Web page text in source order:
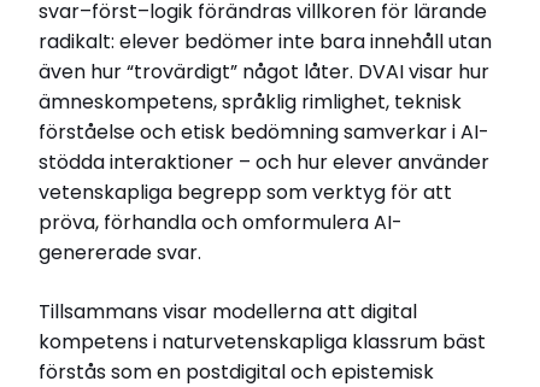
svar–först–logik förändras villkoren för lärande
radikalt: elever bedömer inte bara innehåll utan
även hur “trovärdigt” något låter. DVAI visar hur
ämneskompetens, språklig rimlighet, teknisk
förståelse och etisk bedömning samverkar i AI-
stödda interaktioner – och hur elever använder
vetenskapliga begrepp som verktyg för att
pröva, förhandla och omformulera AI-
genererade svar.
Tillsammans visar modellerna att digital
kompetens i naturvetenskapliga klassrum bäst
förstås som en postdigital och epistemisk